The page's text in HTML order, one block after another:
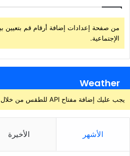
من صفحة إعدادات إضافة أرقام قم بتعيين
الإجتماعية.
Weather
يجب عليك إضافة مفتاح API للطقس من خلال صفحة إعدادات القالب > الدمج
الأشهر الأخيرة